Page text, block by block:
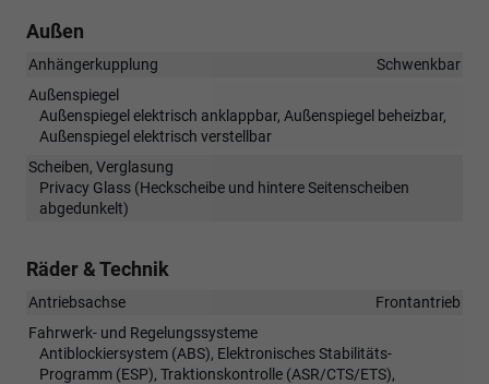
Außen
Anhängerkupplung
Schwenkbar
Außenspiegel
Außenspiegel elektrisch anklappbar, Außenspiegel beheizbar,
Außenspiegel elektrisch verstellbar
Scheiben, Verglasung
Privacy Glass (Heckscheibe und hintere Seitenscheiben
abgedunkelt)
Räder & Technik
Antriebsachse
Frontantrieb
Fahrwerk- und Regelungssysteme
Antiblockiersystem (ABS), Elektronisches Stabilitäts-
Programm (ESP), Traktionskontrolle (ASR/CTS/ETS),